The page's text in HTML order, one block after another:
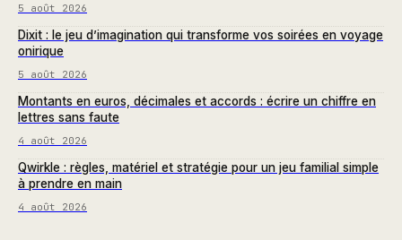
5 août 2026
Dixit : le jeu d’imagination qui transforme vos soirées en voyage
onirique
5 août 2026
Montants en euros, décimales et accords : écrire un chiffre en
lettres sans faute
4 août 2026
Qwirkle : règles, matériel et stratégie pour un jeu familial simple
à prendre en main
4 août 2026